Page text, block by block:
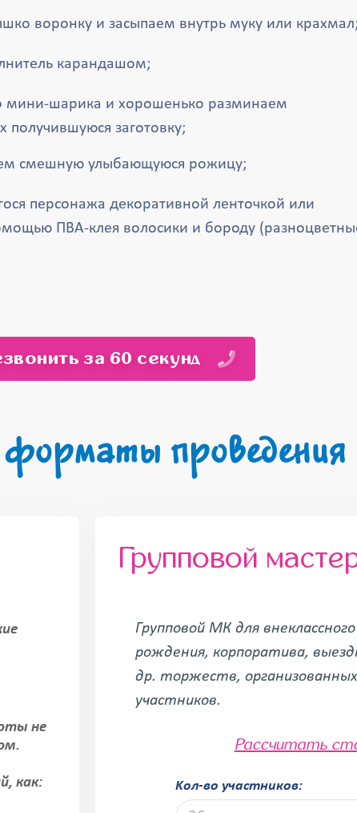
воронку и засыпаем внутрь муку или крахмал;
карандашом;
мини-шарика и хорошенько разминаем
получившуюся заготовку;
смешную улыбающуюся рожицу;
персонажа декоративной ленточкой или
ПВА-клея волосики и бороду
за 60 секунд
проведения
не
как:
Групповой
Групповой МК для
рождения, корпоратива,
др. торжеств,
участников.
Рассчитать
Kол-во участников: